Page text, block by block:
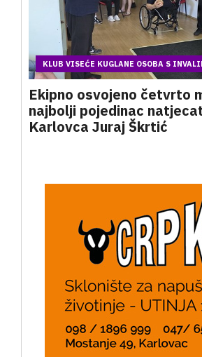
KLUB VISEĆE KUGLANE OSOBA S
Ekipno osvojeno četvrto
najbolji pojedinac
Karlovca Juraj Škrtić